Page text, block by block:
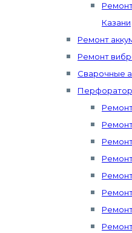
Казани
Ремонт
Ремонт
Сварочные